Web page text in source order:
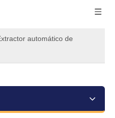
automático de